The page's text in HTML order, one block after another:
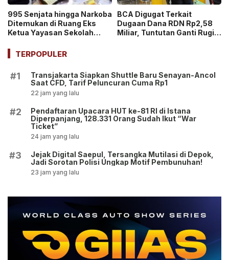
995 Senjata hingga Narkoba
Ditemukan di Ruang Eks
Ketua Yayasan Sekolah
Ekskul Menembak!
BCA Digugat Terkait
Dugaan Dana RDN Rp2,58
Miliar, Tuntutan Ganti Rugi
TERPOPULER
#1
Transjakarta Siapkan Shuttle Baru Senayan-Ancol
Saat CFD, Tarif Peluncuran Cuma Rp1
22 jam yang lalu
#2
Pendaftaran Upacara HUT ke-81 RI di Istana
Diperpanjang, 128.331 Orang Sudah Ikut “War
Ticket”
24 jam yang lalu
#3
Jejak Digital Saepul, Tersangka Mutilasi di Depok,
Jadi Sorotan Polisi Ungkap Motif Pembunuhan!
23 jam yang lalu